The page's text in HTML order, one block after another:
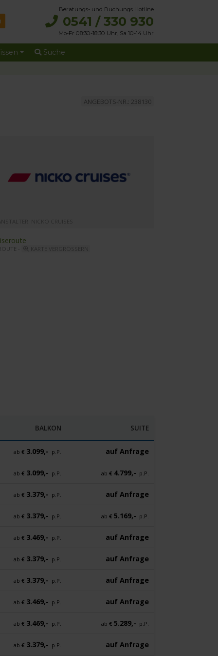
Beratungs- und Buchungs Hotline
0541 / 330 930
Mo-Fr 08:30-18:30 Uhr, Sa 10-14 Uhr
Suche
ANGEBOTS-NR.: 238130
-
BALKON SUITE
ab € 3.099,- p.P. auf Anfrage
ab € 3.099,- p.P. ab € 4.799,- p.P.
ab € 3.379,- p.P. auf Anfrage
ab € 3.379,- p.P. ab € 5.169,- p.P.
ab € 3.469,- p.P. auf Anfrage
ab € 3.379,- p.P. auf Anfrage
ab € 3.379,- p.P. auf Anfrage
ab € 3.469,- p.P. auf Anfrage
ab € 3.469,- p.P. ab € 5.289,- p.P.
ab € 3.379,- p.P. auf Anfrage